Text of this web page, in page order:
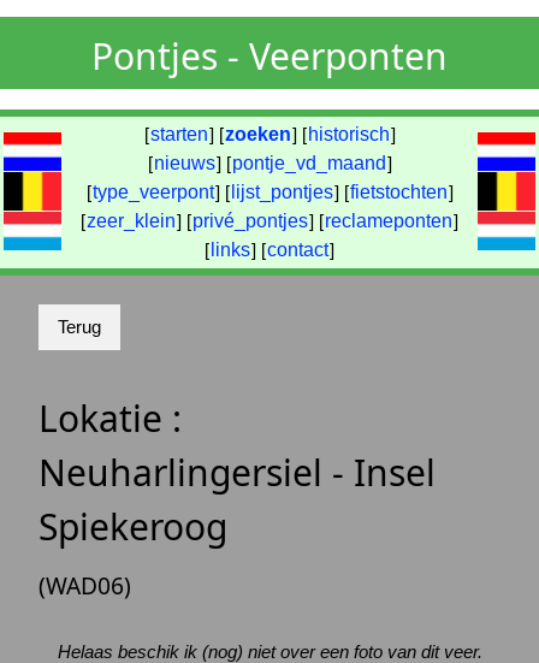
Pontjes - Veerponten
[starten] [zoeken] [ historisch]
[nieuws] [pontje_vd_maand]
[type_veerpont] [ lijst_pontjes] [fietstochten]
[zeer_klein] [privé_pontjes] [reclameponten]
[ links] [contact]
Lokatie :
Neuharlingersiel - Insel
Spiekeroog
(WAD06)
Helaas beschik ik (nog) niet over een foto van dit veer.